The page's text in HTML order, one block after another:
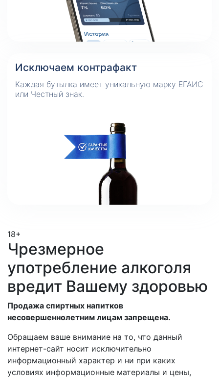
Исключаем контрафакт
Каждая бутылка имеет уникальную марку ЕГАИС
или Честный знак.
18+
Чрезмерное
употребление алкоголя
вредит Вашему здоровью
Продажа спиртных напитков
несовершеннолетним лицам запрещена.
Обращаем ваше внимание на то, что данный
интернет-сайт носит исключительно
информационный характер и ни при каких
условиях информационные материалы и цены,